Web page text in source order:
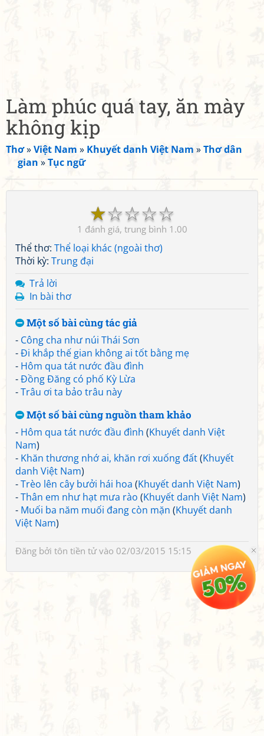
Làm phúc quá tay, ăn mày
không kịp
Thơ»Việt Nam » Khuyết danh Việt Nam »Thơ dân
gian »Tục ngữ
☆
☆
☆
☆
☆
1 1.00
Thể thơ: Thể loại khác (ngoài thơ)
Thời kỳ: Trung đại
Trả lời
In bài thơ
Một số bài cùng tác giả
- Công cha như núi Thái Sơn
-Đi khắp thế gian không ai tốt bằng mẹ
- Hôm qua tát nước đầu đình
-Đồng Đăng có phố Kỳ Lừa
-Trâu ơi ta bảo trâu này
Một số bài cùng nguồn tham khảo
- Hôm qua tát nước đầu đình (Khuyết danh Việt
Nam)
- Khăn thương nhớ ai, khăn rơi xuống đất(Khuyết
danh Việt Nam)
-Trèo lên cây bưởi hái hoa (Khuyết danh Việt Nam)
-Thân em như hạt mưa rào (Khuyết danh Việt Nam)
- Muối ba năm muối đang còn mặn (Khuyết danh
Việt Nam)
Đăng bởi tôn tiền tửvào 02/03/2015 15:15